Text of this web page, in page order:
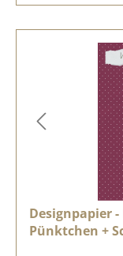
Designpapier
Pünktchen +